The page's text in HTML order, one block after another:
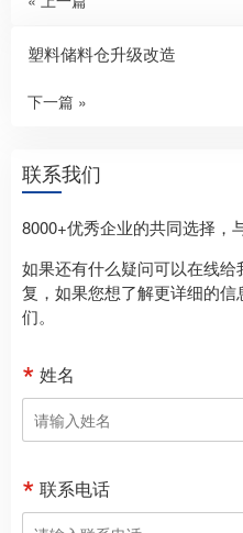
塑料储料仓升级改造
下一篇 »
联系我们
8000+优秀企业的共同选择，
如果还有什么疑问可以在线
复，如果您想了解更详细的
们。
姓名
联系电话